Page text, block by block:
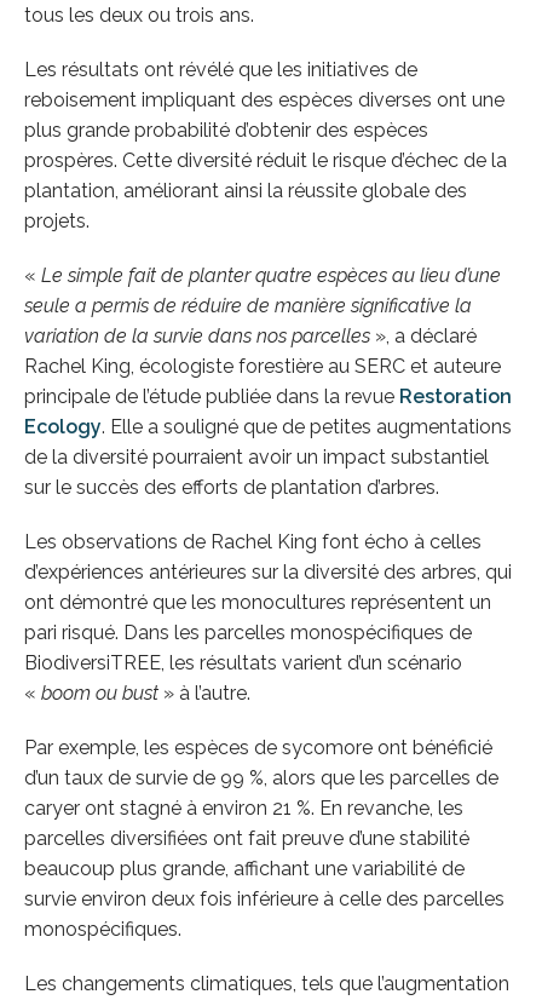
tous les deux ou trois ans.
Les résultats ont révélé que les initiatives de
reboisement impliquant des espèces diverses ont une
plus grande probabilité d’obtenir des espèces
prospères. Cette diversité réduit le risque d’échec de la
plantation, améliorant ainsi la réussite globale des
projets.
« Le simple fait de planter quatre espèces au lieu d’une
seule a permis de réduire de manière significative la
variation de la survie dans nos parcelles », a déclaré
Rachel King, écologiste forestière au SERC et auteure
principale de l’étude publiée dans la revue Restoration
Ecology. Elle a souligné que de petites augmentations
de la diversité pourraient avoir un impact substantiel
sur le succès des efforts de plantation d’arbres.
Les observations de Rachel King font écho à celles
d’expériences antérieures sur la diversité des arbres, qui
ont démontré que les monocultures représentent un
pari risqué. Dans les parcelles monospécifiques de
BiodiversiTREE, les résultats varient d’un scénario
« boom ou bust » à l’autre.
Par exemple, les espèces de sycomore ont bénéficié
d’un taux de survie de 99 %, alors que les parcelles de
caryer ont stagné à environ 21 %. En revanche, les
parcelles diversifiées ont fait preuve d’une stabilité
beaucoup plus grande, affichant une variabilité de
survie environ deux fois inférieure à celle des parcelles
monospécifiques.
Les changements climatiques, tels que l’augmentation